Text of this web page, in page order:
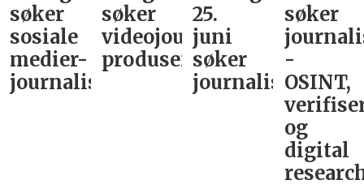
søker
sosiale
medier-
journalist
søker
videojournalist/podkast-
produsent
25.
juni
søker
journalist
søker
-
OSINT,
og
digital